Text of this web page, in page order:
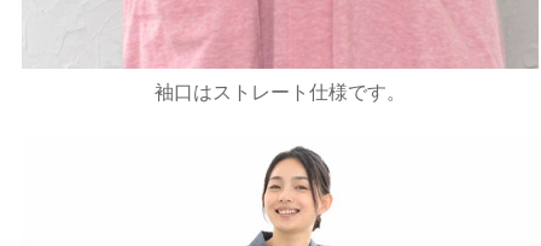
袖口はストレート仕様です。